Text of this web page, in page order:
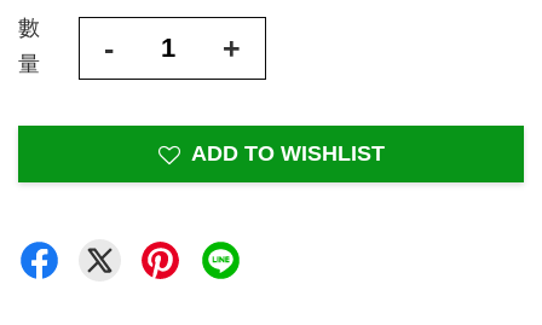
數
量
- +
ADD TO WISHLIST